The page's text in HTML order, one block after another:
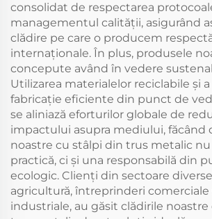
consolidat de respectarea
managementul calității, asigurând
clădire pe care o producem
internaționale. În plus, produsele
concepute având în vedere
Utilizarea materialelor reciclabile și
fabricație eficiente din punct de
se aliniază eforturilor globale de
impactului asupra mediului, făcând
noastre cu stâlpi din trus metalic nu
practică, ci și una responsabilă din
ecologic. Clienți din sectoare
agricultură, întreprinderi comerciale
industriale, au găsit clădirile